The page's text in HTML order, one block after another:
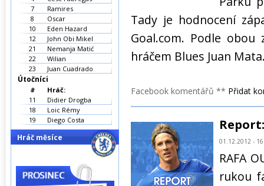
Tady je hodnocení
Goal.com. Podle
hráčem Blues Juan
Facebook komentářů ** Přidat
01.12.2012 -
RAFA
rukou
7
Ramires
8
Oscar
10
Eden Hazard
12
John Obi Mikel
21
Nemanja Matić
22
Wilian
23
Juan Cuadrado
Útočníci
#
Hráč:
11
Didier Drogba
18
Loic Rémy
19
Diego Costa
Hráč měsíce